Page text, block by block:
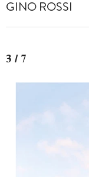
GINO ROSSI
3 / 7